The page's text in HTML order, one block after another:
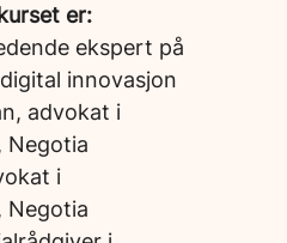
er:
ekspert på
innovasjon
advokat i
Negotia
i
Negotia